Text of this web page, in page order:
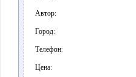
Автор:
Город:
Телефон:
Цена: